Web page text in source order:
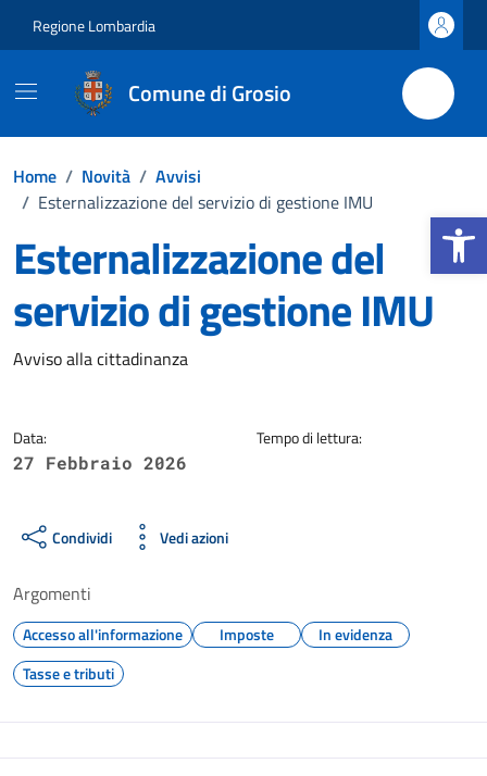
Apri la
Regione Lombardia
Comune di Grosio
Home / Novità / Avvisi
/ Esternalizzazione del servizio di gestione IMU
Esternalizzazione del
servizio di gestione IMU
Dettagli della notizia
Avviso alla cittadinanza
Data:
27 Febbraio 2026
Tempo di lettura:
Condividi Vedi azioni
Argomenti
Accesso all'informazione Imposte
In evidenza
Tasse e tributi